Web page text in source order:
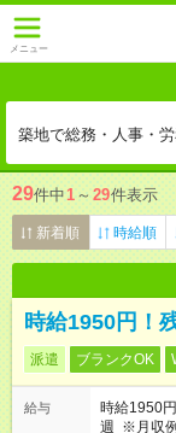
メニュー
築地で総務・人事・
29件中1 ～ 29件表示
新着順 時給順
時給1950円！
派遣 ブランクOK
給与
時給1950
週 ※月収